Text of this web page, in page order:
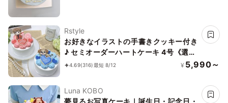
Rstyle
お好きなイラストの手書きクッキー付き
♪ セミオーダーハートケーキ 4号《選べ
る9色｜センイルケーキ｜アイシングク
4.69(316)最短 8/12 ¥ 5,990～
Luna KOBO
夢見るお写真ケーキ｜誕生日・記念日・